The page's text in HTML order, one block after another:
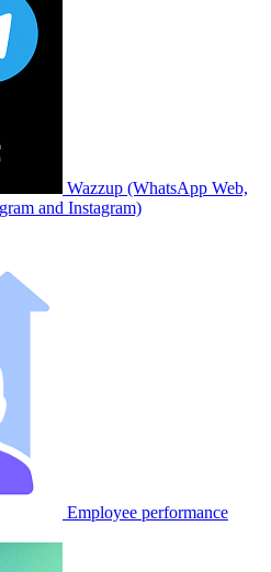
Wazzup (WhatsApp Web,
and Instagram)
Employee performance